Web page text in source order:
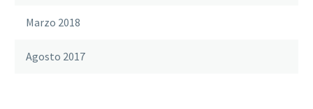
Marzo 2018
Agosto 2017